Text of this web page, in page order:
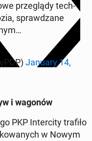
prze­glą­dy tech­
spraw­dza­ne
January 14,
i wagonów
PKP In­ter­ci­ty trafiło
w Nowym